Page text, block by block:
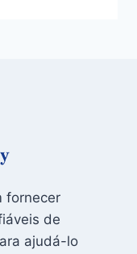
fornecer
​​de
ajudá-lo